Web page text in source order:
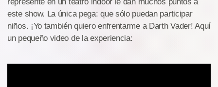
este show. La única pega: que sólo puedan participar
niños. ¡Yo también quiero enfrentarme a Darth Vader! Aquí
un pequeño video de la experiencia: